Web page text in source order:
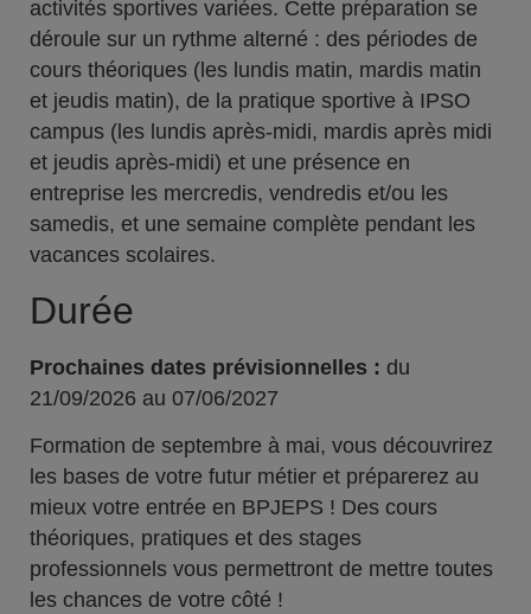
activités sportives variées. Cette préparation se
déroule sur un rythme alterné : des périodes de
cours théoriques (les lundis matin, mardis matin
et jeudis matin), de la pratique sportive à IPSO
campus (les lundis après-midi, mardis après midi
et jeudis après-midi) et une présence en
entreprise les mercredis, vendredis et/ou les
samedis, et une semaine complète pendant les
vacances scolaires.
Durée
Prochaines dates prévisionnelles : du
21/09/2026 au 07/06/2027
Formation de septembre à mai, vous découvrirez
les bases de votre futur métier et préparerez au
mieux votre entrée en BPJEPS ! Des cours
théoriques, pratiques et des stages
professionnels vous permettront de mettre toutes
les chances de votre côté !